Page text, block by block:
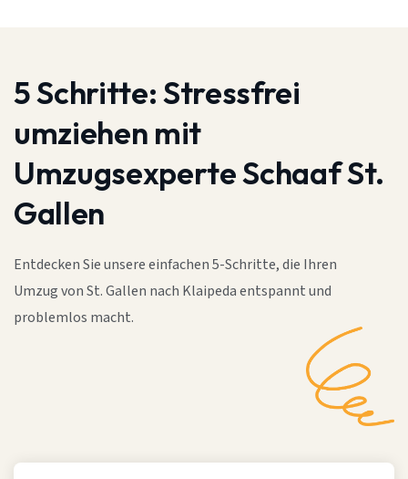
5 Schritte:Stressfrei
umziehen mit
Umzugsexperte Schaaf St.
Gallen
Entdecken Sie unsere einfachen 5-Schritte, die Ihren
Umzug von St. Gallen nach Klaipeda entspannt und
problemlos macht.